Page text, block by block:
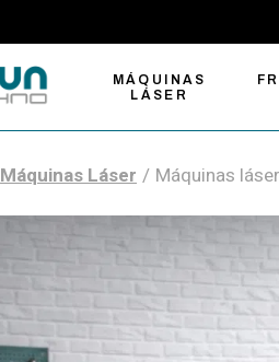
MÁQUINAS
LÁSER
Máquinas de
grabado y corte
láser
Cortadoras láser de
fibra para metal
Máquinas Láser Máquinas